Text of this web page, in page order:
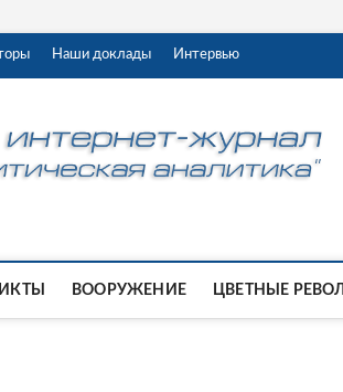
Наши доклады Интервью
ВООРУЖЕНИЕ ЦВЕТНЫЕ